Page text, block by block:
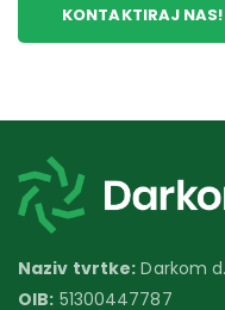
KONTAKTIRAJ NAS!
Naziv tvrtke: Darkom
OIB: 51300447787